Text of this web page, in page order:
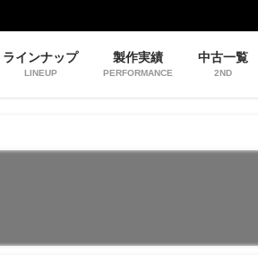
ラインナップ
LINEUP
製作実績
PERFORMANCE
中古一覧
2ND